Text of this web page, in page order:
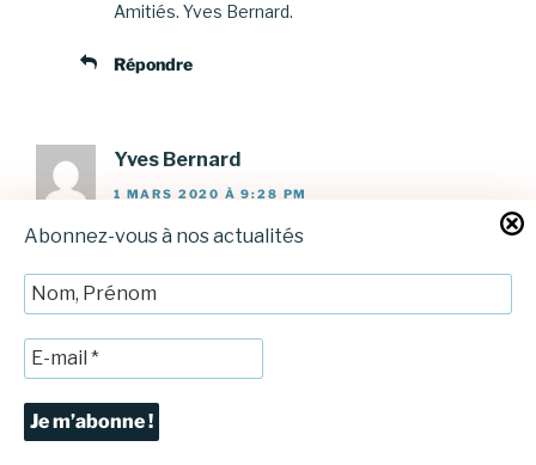
Abonnez-vous à nos actualités
Amitiés. Yves Bernard.
Répondre
Yves Bernard
1 MARS 2020 À 9:28 PM
Désolé pour les fautes dans le texte précédent
que je n,ai pas pu corriger.
Laisser un commentaire